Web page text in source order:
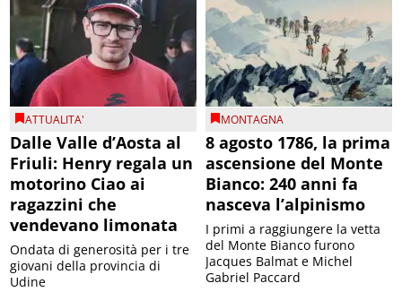
ATTUALITA'
Dalle Valle d’Aosta al
Friuli: Henry regala un
motorino Ciao ai
ragazzini che
vendevano limonata
Ondata di generosità per i tre
giovani della provincia di
Udine
MONTAGNA
8 agosto 1786, la prima
ascensione del Monte
Bianco: 240 anni fa
nasceva l’alpinismo
I primi a raggiungere la vetta
del Monte Bianco furono
Jacques Balmat e Michel
Gabriel Paccard